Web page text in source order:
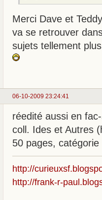
Merci Dave et
va se retrouver
sujets tellement
06-10-2009 23:24:41
réedité aussi en
coll. Ides et Autres
50 pages,
http://
http://frank-r-